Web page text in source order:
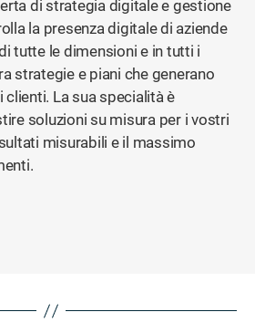
di strategia digitale e gestione
la presenza digitale di aziende
tutte le dimensioni e in tutti i
strategie e piani che generano
clienti. La sua specialità è
soluzioni su misura per i vostri
misurabili e il massimo